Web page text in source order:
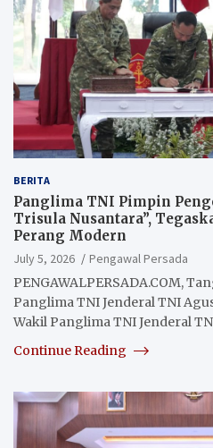
BERITA
Panglima TNI Pimpin
Trisula Nusantara”,
Perang Modern
July 5, 2026
Pengawal Persada
PENGAWALPERSADA.COM,
Panglima TNI Jenderal TNI
Wakil Panglima TNI Jenderal
Continue Reading